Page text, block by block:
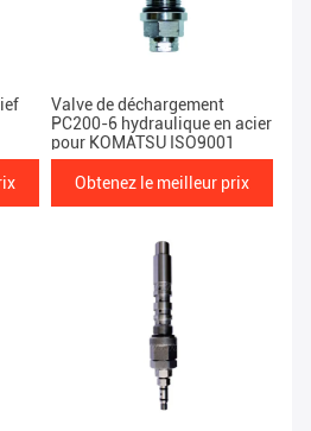
Valve de déchargement
PC200-6 hydraulique en acier
pour KOMATSU ISO9001
Obtenez le meilleur prix